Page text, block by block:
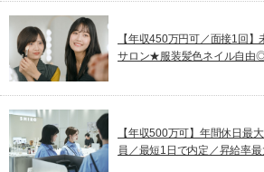
【年収450万円可／面接1回
サロン★服装髪色ネイル自由
【年収500万可】年間休日最
員／最短1日で内定／昇給率最